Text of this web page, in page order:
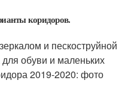
коридоров.
и пескоструйной
обуви и маленьких
2019-2020: фото